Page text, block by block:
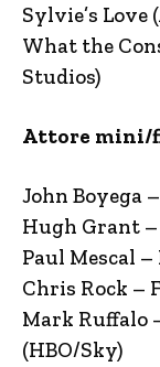
Sylvie’s Love
What the
Studios)
Attore mini/
John Boyega
Hugh Grant –
Paul Mescal
Chris Rock –
Mark Ruffalo
(HBO/Sky)